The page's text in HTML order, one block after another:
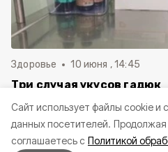
Cайт использует файлы cookie и
данных посетителей. Продолжая
соглашаетесь с Политикой
Здоровье 10 июня , 14:45
Три случая укусов гадюк
Белгородской области с
начала года